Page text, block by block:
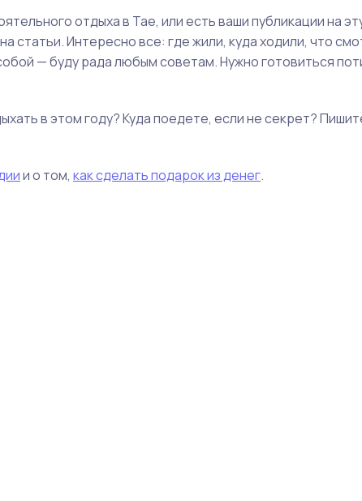
отдыха в Тае, или есть ваши публикации на
статьи. Интересно все: где жили, куда ходили, что
— буду рада любым советам. Нужно готовиться
в этом году? Куда поедете, если не секрет?
и о том, как сделать подарок из денег.